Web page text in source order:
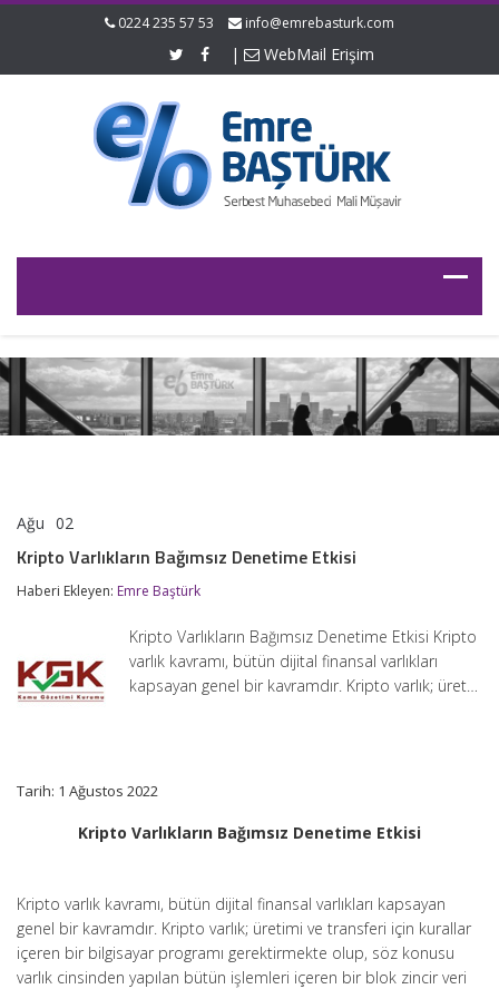
0224 235 57 53 info@emrebasturk.com
| WebMail Erişim
Ağu 02
Bağımsız
Etkisi
Kripto Varlıkların Bağımsız Denetime Etkisi
Haberi Ekleyen: Emre Baştürk
Kripto Varlıkların Bağımsız Denetime Etkisi Kripto
varlık kavramı, bütün dijital finansal varlıkları
kapsayan genel bir kavramdır. Kripto varlık; üret…
Tarih: 1 Ağustos 2022
Kripto Varlıkların Bağımsız Denetime Etkisi
Kripto varlık kavramı, bütün dijital finansal varlıkları kapsayan
genel bir kavramdır. Kripto varlık; üretimi ve transferi için kurallar
içeren bir bilgisayar programı gerektirmekte olup, söz konusu
varlık cinsinden yapılan bütün işlemleri içeren bir blok zincir veri